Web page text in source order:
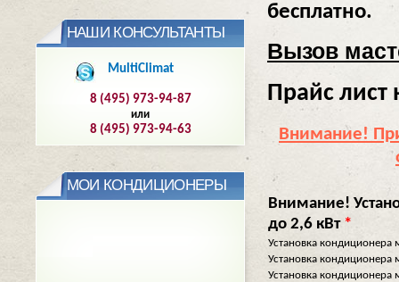
бесплатно.
Вызов
Прайс лист
Внимание!
Внимание!
до 2,6 кВт *
Установка
Установка
Установка
НАШИ КОНСУЛЬТАНТЫ
MultiClimat
8 (495) 973-94-87
или
8 (495) 973-94-63
МОИ КОНДИЦИОНЕРЫ